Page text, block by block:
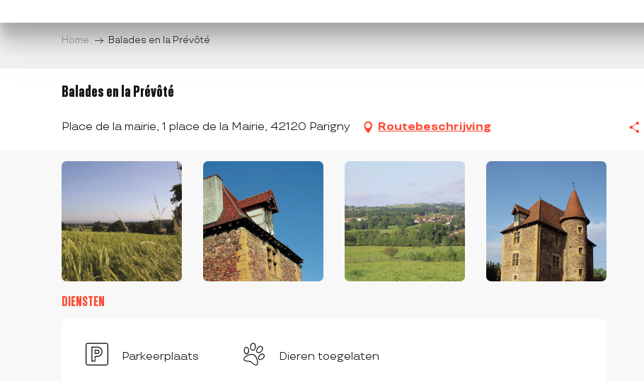
au
Home Balades en la Prévôté
Balades en la Prévôté
Place de la mairie, 1 place de la Mairie, 42120 Parigny Routebeschrijving
DIENSTEN
Parkeerplaats Dieren toegelaten